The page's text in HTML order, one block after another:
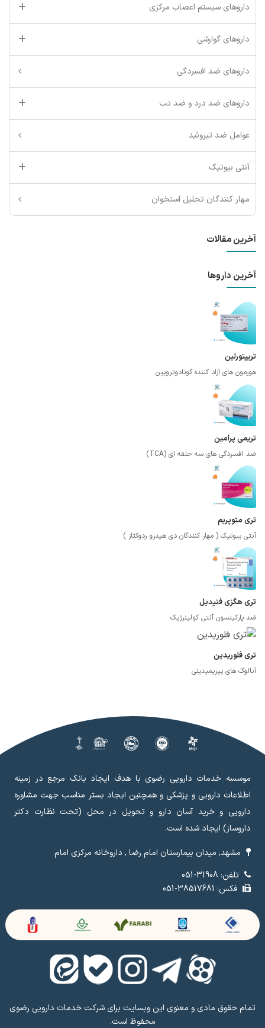
داروهای سیستم اعصاب مرکزی
داروهای گوارشی
داروهای ضد افسردگی
داروهای ضد درد و ضد تب
عوامل ضد تیروئید
آنتی بیوتیک
مهار کنندگان تحلیل استخوان
آخرین مقالات
آخرین داروها
تریپتورلین
هورمون های آزاد کننده گونادوتروپین
تریمی پرامین
ضد افسردگی های سه حلقه ای (TCA)
تری متوپریم
آنتی بیوتیک ( مهار کنندگان دی هیدرو ردوکتاز )
تری هگزی فنیدیل
ضد پارکینسون آنتی کولینرژیک
تری فلوریدین
آنالوگ های پیریمیدینی
موسسه خدمات دارویی رضوی با هدف ایجاد بانک مرجع در زمینه
اطلاعات دارویی و پزشکی و همچنین ایجاد بستر مناسب جهت مشاوره
دارویی و خرید آسان دارو و تحویل در محل (تحت نظارت دکتر
داروساز) ایجاد شده است.
مشهد, میدان بیمارستان امام رضا , داروخانه مرکزی امام
تلفن: 31908-051
فکس: 38517681-051
تمام حقوق مادی و معنوی این وبسایت برای شرکت خدمات دارویی رضوی
محفوظ است.